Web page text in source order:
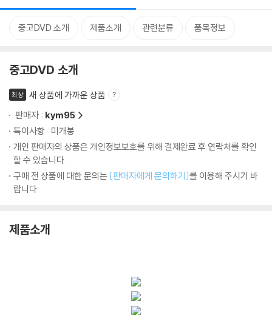
중고DVD 소개 제품소개 관련분류 품목정보
중고DVD 소개
최상
새 상품에 가까운 상품
판매자 : kym95
특이사항 : 미개봉
개인 판매자의 상품은 개인정보보호를 위해 결제완료 후 연락처를 확인
할 수 있습니다.
구매 전 상품에 대한 문의는 [판매자에게 문의하기]를 이용해 주시기 바
랍니다.
제품소개